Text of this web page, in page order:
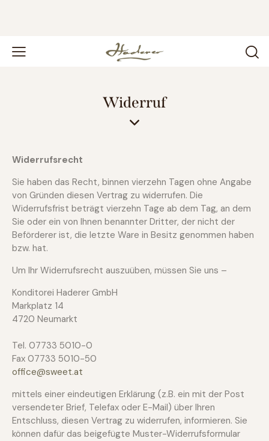
Widerruf
Widerrufsrecht
Sie haben das Recht, binnen vierzehn Tagen ohne Angabe
von Gründen diesen Vertrag zu widerrufen. Die
Widerrufsfrist beträgt vierzehn Tage ab dem Tag, an dem
Sie oder ein von Ihnen benannter Dritter, der nicht der
Beförderer ist, die letzte Ware in Besitz genommen haben
bzw. hat.
Um Ihr Widerrufsrecht auszuüben, müssen Sie uns –
Konditorei Haderer GmbH
Markplatz 14
4720 Neumarkt
Tel. 07733 5010-0
Fax 07733 5010-50
office@sweet.at
mittels einer eindeutigen Erklärung (z.B. ein mit der Post
versendeter Brief, Telefax oder E-Mail) über Ihren
Entschluss, diesen Vertrag zu widerrufen, informieren. Sie
können dafür das beigefügte Muster-Widerrufsformular